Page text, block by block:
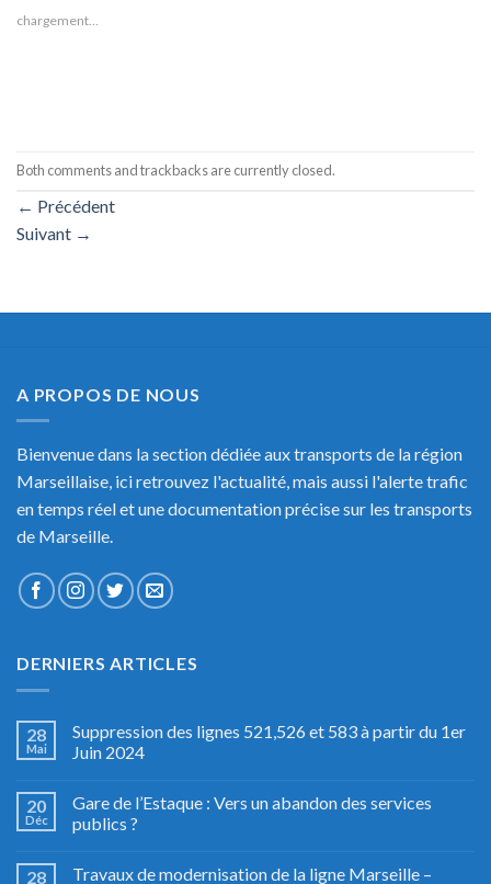
chargement…
Both comments and trackbacks are currently closed.
← Précédent
Suivant →
A PROPOS DE NOUS
Bienvenue dans la section dédiée aux transports de la région
Marseillaise, ici retrouvez l'actualité, mais aussi l'alerte trafic
en temps réel et une documentation précise sur les transports
de Marseille.
DERNIERS ARTICLES
28
Mai
Suppression des lignes 521,526 et 583 à partir du 1er
Juin 2024
20
Déc
Gare de l’Estaque : Vers un abandon des services
publics ?
28
Travaux de modernisation de la ligne Marseille –